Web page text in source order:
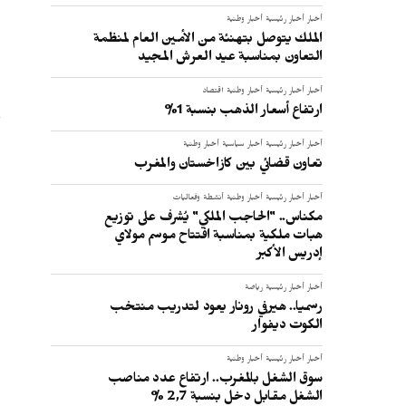
أخبار أخبار رئيسية أخبار وطنية
الملك يتوصل بتهنئة من الأمين العام لمنظمة
التعاون بمناسبة عيد العرش المجيد
أخبار أخبار رئيسية أخبار وطنية اقتصاد
ارتفاع أسعار الذهب بنسبة 1%
أخبار أخبار رئيسية أخبار سياسية أخبار وطنية
تعاون قضائي بين كازاخستان والمغرب
أخبار أخبار رئيسية أخبار وطنية أنشطة وفعاليات
مكناس.. "الحاجب الملكي" يُشرف على توزيع
هبات ملكية بمناسبة افتتاح موسم مولاي
إدريس الأكبر
أخبار أخبار رئيسية رياضة
رسميا.. هيرفي رونار يعود لتدريب منتخب
الكوت ديفوار
أخبار أخبار رئيسية أخبار وطنية
سوق الشغل بالمغرب.. ارتفاع عدد مناصب
الشغل مقابل دخل بنسبة 2,7 %